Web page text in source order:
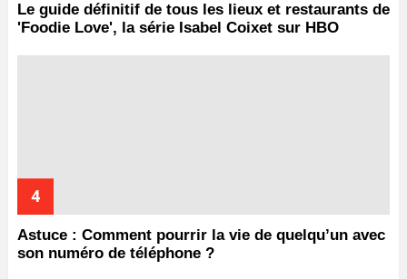
Le guide définitif de tous les lieux et restaurants de
'Foodie Love', la série Isabel Coixet sur HBO
Astuce : Comment pourrir la vie de quelqu’un avec
son numéro de téléphone ?